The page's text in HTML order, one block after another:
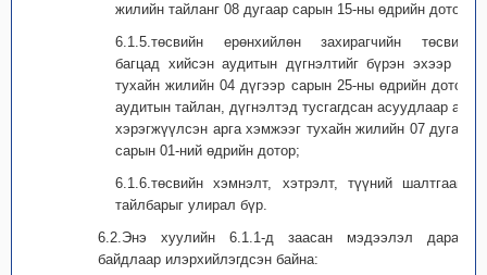
жилийн тайланг 08 дугаар сарын 15-ны өдрийн дотор;
6.1.5.төсвийн ерөнхийлөн захирагчийн төсвийн
багцад хийсэн аудитын дүгнэлтийг бүрэн эхээр нь
тухайн жилийн 04 дүгээр сарын 25-ны өдрийн дотор,
аудитын тайлан, дүгнэлтэд тусгагдсан асуудлаар авч
хэрэгжүүлсэн арга хэмжээг тухайн жилийн 07 дугаар
сарын 01-ний өдрийн дотор;
6.1.6.төсвийн хэмнэлт, хэтрэлт, түүний шалтгааны
тайлбарыг улирал бүр.
6.2.Энэ хуулийн 6.1.1-д заасан мэдээлэл дараах
байдлаар илэрхийлэгдсэн байна: